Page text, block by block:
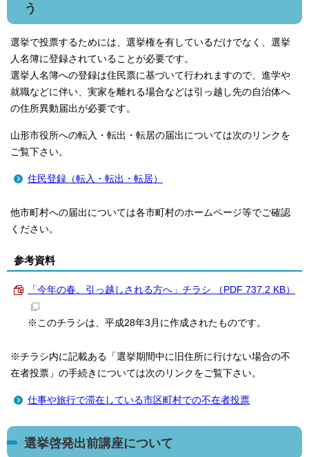
う
選挙で投票するためには、選挙権を有しているだけでなく、選挙
人名簿に登録されていることが必要です。
選挙人名簿への登録は住民票に基づいて行われますので、進学や
就職などに伴い、実家を離れる場合などは引っ越し先の自治体へ
の住所異動届出が必要です。
山形市役所への転入・転出・転居の届出については次のリンクを
ご覧下さい。
住民登録（転入・転出・転居）
他市町村への届出については各市町村のホームページ等でご確認
ください。
参考資料
「今年の春、引っ越しされる方へ」チラシ （PDF 737.2 KB）
※このチラシは、平成28年3月に作成されたものです。
※チラシ内に記載ある「選挙期間中に旧住所に行けない場合の不
在者投票」の手続きについては次のリンクをご覧下さい。
仕事や旅行で滞在している市区町村での不在者投票
選挙啓発出前講座について